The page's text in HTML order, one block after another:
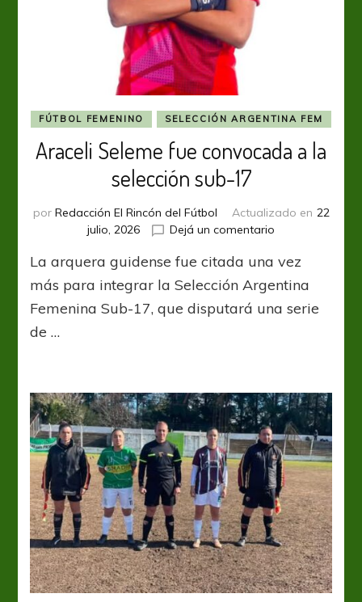
FÚTBOL FEMENINO SELECCIÓN ARGENTINA FEM
Araceli Seleme fue convocada a la
selección sub-17
por Redacción El Rincón del Fútbol Actualizado en 22
julio, 2026
Dejá un comentario
Seleme
fue
a
La arquera guidense fue citada una vez
más para integrar la Selección Argentina
Femenina Sub-17, que disputará una serie
de …